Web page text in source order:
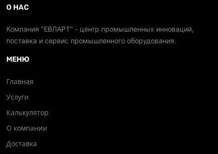
О НАС
Компания "ЕВЛАРТ" - центр промышленных инноваций,
поставка и сервис промышленного оборудования.
МЕНЮ
Главная
Услуги
Калькулятор
О компании
Доставка